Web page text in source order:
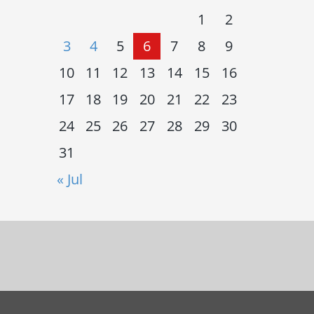
« Jul
1
2
3
4 5 6 7 8
9
10
11 12 13 14 15
16
17
18 19 20 21 22
23
24
25 26 27 28 29
30
31